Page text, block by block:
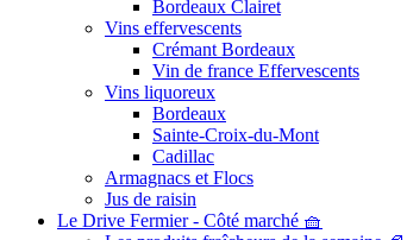
Bordeaux Clairet
Vins effervescents
Crémant Bordeaux
Vin de france Effervescents
Vins liquoreux
Bordeaux
Sainte-Croix-du-Mont
Cadillac
Armagnacs et Flocs
Jus de raisin
Le Drive Fermier - Côté marché 🧺